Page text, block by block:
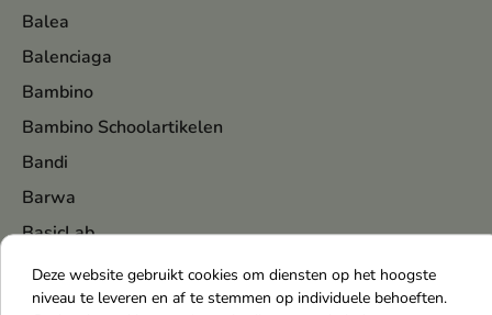
Balea
Balenciaga
Bambino
Bambino Schoolartikelen
Bandi
Barwa
BasicLab
Baśka
Batiste
Deze website gebruikt cookies om diensten op het hoogste
niveau te leveren en af te stemmen op individuele behoeften.